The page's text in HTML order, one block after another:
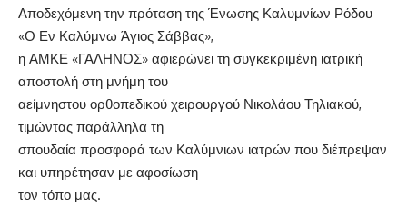
Αποδεχόμενη την πρόταση της Ένωσης Καλυμνίων Ρόδου
«Ο Εν Καλύμνω Άγιος Σάββας»,
η ΑΜΚΕ «ΓΑΛΗΝΟΣ» αφιερώνει τη συγκεκριμένη ιατρική
αποστολή στη μνήμη του
αείμνηστου ορθοπεδικού χειρουργού Νικολάου Τηλιακού,
τιμώντας παράλληλα τη
σπουδαία προσφορά των Καλύμνιων ιατρών που διέπρεψαν
και υπηρέτησαν με αφοσίωση
τον τόπο μας.